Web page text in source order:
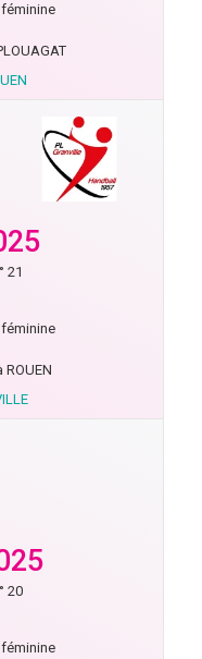
féminine
21
féminine
ROUEN
20
féminine